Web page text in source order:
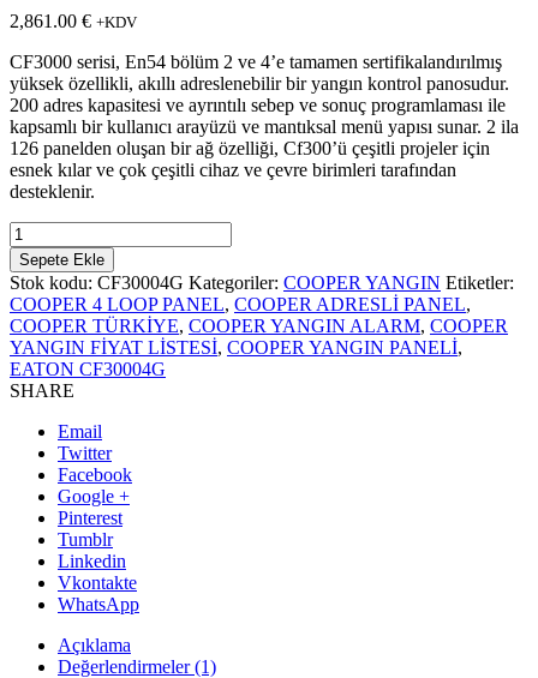
2,861.00 € +KDV
CF3000 serisi, En54 bölüm 2 ve 4’e tamamen sertifikalandırılmış
yüksek özellikli, akıllı adreslenebilir bir yangın kontrol panosudur.
200 adres kapasitesi ve ayrıntılı sebep ve sonuç programlaması ile
kapsamlı bir kullanıcı arayüzü ve mantıksal menü yapısı sunar. 2 ila
126 panelden oluşan bir ağ özelliği, Cf300’ü çeşitli projeler için
esnek kılar ve çok çeşitli cihaz ve çevre birimleri tarafından
desteklenir.
Quantity
Sepete Ekle
Stok kodu: CF30004G Kategoriler: COOPER YANGIN Etiketler:
COOPER 4 LOOP PANEL, COOPER ADRESLİ PANEL,
COOPER TÜRKİYE, COOPER YANGIN ALARM, COOPER
YANGIN FİYAT LİSTESİ, COOPER YANGIN PANELİ,
EATON CF30004G
SHARE
Email
Twitter
Facebook
Google +
Pinterest
Tumblr
Linkedin
Vkontakte
WhatsApp
Açıklama
Değerlendirmeler (1)